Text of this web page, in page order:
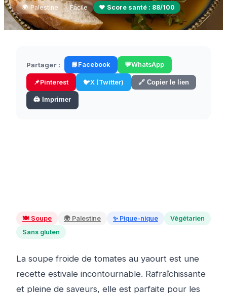
🌍Palestine Facile ❤️ Score santé : 88/100
Partager : 📘 Facebook 💬WhatsApp
📌Pinterest 🐦X (Twitter) 🔗 Copier le lien
🖨️ Imprimer
🍽️ Soupe 🌍 Palestine ✨ Pique-nique
Végétarien
Sans gluten
La soupe froide de tomates au yaourt est une
recette estivale incontournable. Rafraîchissante
et pleine de saveurs, elle est parfaite pour les